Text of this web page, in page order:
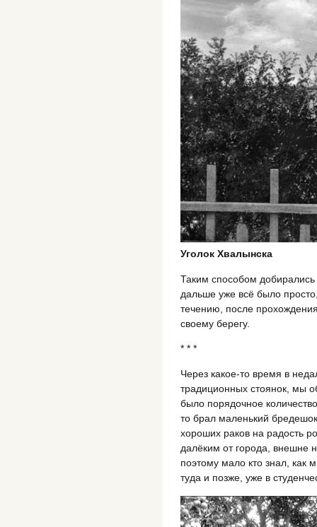
Уголок Хвалынска
Таким способом
дальше уже всё было
течению, после
своему берегу.
* * *
Через какое-то время в
традиционных стоянок, мы
было порядочное
то брал маленький
хороших раков на радость
далёким от города, внешне
поэтому мало кто знал, как
туда и позже, уже в